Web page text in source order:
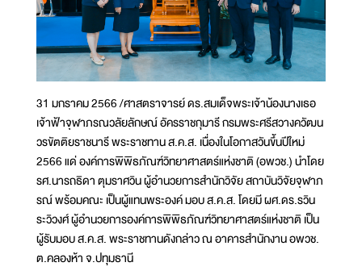
31 มกราคม 2566 /ศาสตราจารย์ ดร.สมเด็จพระเจ้าน้องนางเธอ
เจ้าฟ้าจุฬาภรณวลัยลักษณ์ อัครราชกุมารี กรมพระศรีสวางควัฒน
วรขัตติยราชนารี พระราชทาน ส.ค.ส. เนื่องในโอกาสวันขึ้นปีใหม่
2566 แด่ องค์การพิพิธภัณฑ์วิทยาศาสตร์แห่งชาติ (อพวช.) นำโดย
รศ.นารถธิดา ตุมราศวิน ผู้อำนวยการสำนักวิจัย สถาบันวิจัยจุฬาภ
รณ์ พร้อมคณะ เป็นผู้แทนพระองค์ มอบ ส.ค.ส. โดยมี ผศ.ดร.รวิน
ระวิวงศ์ ผู้อำนวยการองค์การพิพิธภัณฑ์วิทยาศาสตร์แห่งชาติ เป็น
ผู้รับมอบ ส.ค.ส. พระราชทานดังกล่าว ณ อาคารสำนักงาน อพวช.
ต.คลองห้า จ.ปทุมธานี